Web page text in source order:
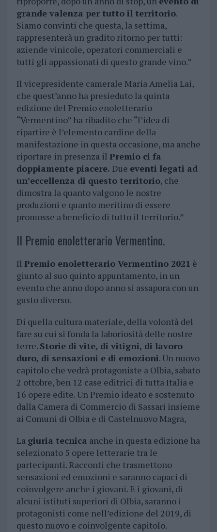
grande valenza per tutto il territorio.
Siamo convinti che questa, la settima,
rappresenterà un gradito ritorno per tutti:
aziende vinicole, operatori commerciali e
tutti gli appassionati di questo grande vino.”
Il vicepresidente camerale Maria Amelia Lai,
che quest’anno ha presieduto la quinta
edizione del Premio enoletterario
“Vermentino” ha ribadito che “l’idea di
ripartire è l’elemento cardine della
manifestazione in questa occasione, ma anche
riportare in presenza il Premio ci fa
doppiamente piacere. Due eventi legati ad
un’eccellenza di questo territorio, che
dimostra la quanto valgono le nostre
produzioni e quanto meritino di essere
promosse a beneficio di tutto il territorio.”
Il Premio enoletterario Vermentino.
Il Premio enoletterario Vermentino 2021 è
giunto al suo quinto appuntamento, in un
evento che anno dopo anno si assapora con un
gusto diverso.
Di quella cultura materiale, della volontà del
fare su cui si fonda la laboriosità delle nostre
terre. Storie di vite, di vitigni, di lavoro
duro, di sensazioni e di emozioni. Un nuovo
capitolo che vedrà protagoniste a Olbia, sabato
2 ottobre, ben 12 case editrici di tutta Italia e
16 opere edite. Un Premio ideato e sostenuto
dalla Camera di Commercio di Sassari insieme
ai Comuni di Olbia e di Castelnuovo Magra,
La giuria tecnica anche in questa edizione ha
selezionato 5 opere letterarie tra le
partecipanti. Racconti che trasmettono
sensazioni ed emozioni e saranno capaci di
coinvolgere anche i giovani. E i giovani, di
alcuni istituti superiori di Olbia, saranno i
protagonisti come nell’edizione del 2019, di
questo nuovo e coinvolgente capitolo.